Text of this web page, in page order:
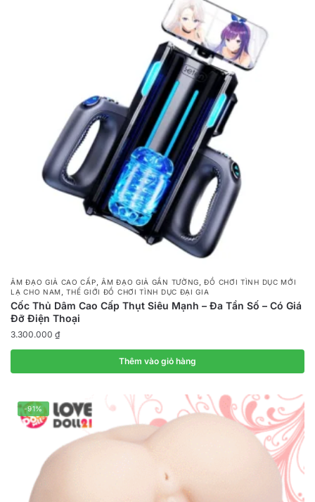
ÂM ĐẠO GIẢ CAO CẤP,ÂM ĐẠO GIẢ GẮN TƯỜNG,ĐỒ CHƠI TÌNH DỤC MỚI
LẠ CHO NAM,THẾ GIỚI ĐỒ CHƠI TÌNH DỤC ĐẠI GIA
Cốc Thủ Dâm Cao Cấp Thụt Siêu Mạnh – Đa Tần Số – Có Giá
Đỡ Điện Thoại
3.300.000 ₫
Thêm vào giỏ hàng
-91%